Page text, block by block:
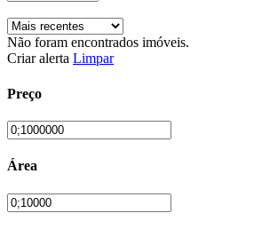
Não foram encontrados imóveis.
Criar alerta Limpar
Preço
Área